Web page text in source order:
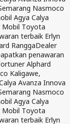
Nasmoco
Agya Calya
Mobil Toyota
terbaik Erlyn
RanggaDealer
penawaran
Alphard
Kaligawe,
Avanza Innova
Nasmoco
Agya Calya
Mobil Toyota
terbaik Erlyn